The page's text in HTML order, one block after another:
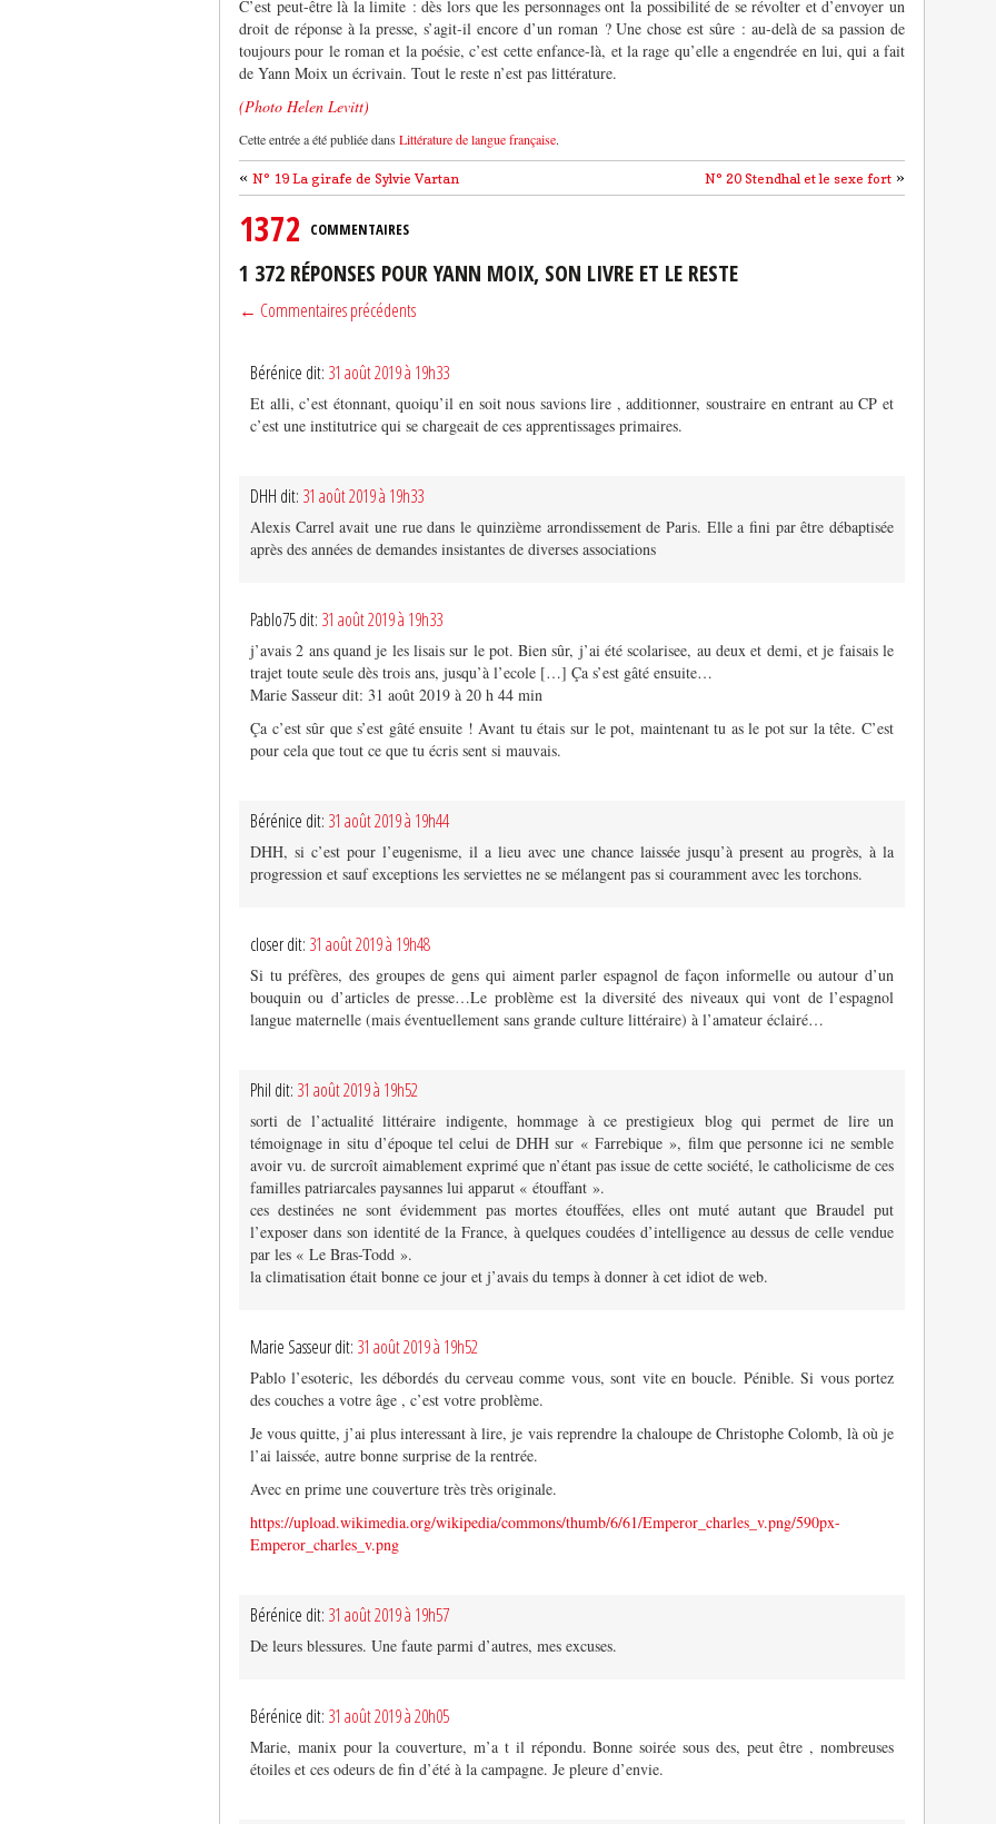
C’est peut-être là la limite : dès lors que les personnages ont la possibilité de se révolter et d’envoyer un
droit de réponse à la presse, s’agit-il encore d’un roman ? Une chose est sûre : au-delà de sa passion de
toujours pour le roman et la poésie, c’est cette enfance-là, et la rage qu’elle a engendrée en lui, qui a fait
de Yann Moix un écrivain. Tout le reste n’est pas littérature.
(Photo Helen Levitt)
Cette entrée a été publiée dans Littérature de langue française.
N° 20 Stendhal et le sexe fort »
« N° 19 La girafe de Sylvie Vartan
1372 COMMENTAIRES
1 372 RÉPONSES POUR YANN MOIX, SON LIVRE ET LE RESTE
← Commentaires précédents
Bérénice dit: 31 août 2019 à 19h33
Et alli, c’est étonnant, quoiqu’il en soit nous savions lire , additionner, soustraire en entrant au CP et
c’est une institutrice qui se chargeait de ces apprentissages primaires.
DHH dit: 31 août 2019 à 19h33
Alexis Carrel avait une rue dans le quinzième arrondissement de Paris. Elle a fini par être débaptisée
après des années de demandes insistantes de diverses associations
Pablo75 dit: 31 août 2019 à 19h33
j’avais 2 ans quand je les lisais sur le pot. Bien sûr, j’ai été scolarisee, au deux et demi, et je faisais le
trajet toute seule dès trois ans, jusqu’à l’ecole […] Ça s’est gâté ensuite…
Marie Sasseur dit: 31 août 2019 à 20 h 44 min
Ça c’est sûr que s’est gâté ensuite ! Avant tu étais sur le pot, maintenant tu as le pot sur la tête. C’est
pour cela que tout ce que tu écris sent si mauvais.
Bérénice dit: 31 août 2019 à 19h44
DHH, si c’est pour l’eugenisme, il a lieu avec une chance laissée jusqu’à present au progrès, à la
progression et sauf exceptions les serviettes ne se mélangent pas si couramment avec les torchons.
closer dit: 31 août 2019 à 19h48
Si tu préfères, des groupes de gens qui aiment parler espagnol de façon informelle ou autour d’un
bouquin ou d’articles de presse…Le problème est la diversité des niveaux qui vont de l’espagnol
langue maternelle (mais éventuellement sans grande culture littéraire) à l’amateur éclairé…
Phil dit: 31 août 2019 à 19h52
sorti de l’actualité littéraire indigente, hommage à ce prestigieux blog qui permet de lire un
témoignage in situ d’époque tel celui de DHH sur « Farrebique », film que personne ici ne semble
avoir vu. de surcroît aimablement exprimé que n’étant pas issue de cette société, le catholicisme de ces
familles patriarcales paysannes lui apparut « étouffant ».
ces destinées ne sont évidemment pas mortes étouffées, elles ont muté autant que Braudel put
l’exposer dans son identité de la France, à quelques coudées d’intelligence au dessus de celle vendue
par les « Le Bras-Todd ».
la climatisation était bonne ce jour et j’avais du temps à donner à cet idiot de web.
Marie Sasseur dit: 31 août 2019 à 19h52
Pablo l’esoteric, les débordés du cerveau comme vous, sont vite en boucle. Pénible. Si vous portez
des couches a votre âge , c’est votre problème.
Je vous quitte, j’ai plus interessant à lire, je vais reprendre la chaloupe de Christophe Colomb, là où je
l’ai laissée, autre bonne surprise de la rentrée.
Avec en prime une couverture très très originale.
https://upload.wikimedia.org/wikipedia/commons/thumb/6/61/Emperor_charles_v.png/590px-
Emperor_charles_v.png
Bérénice dit: 31 août 2019 à 19h57
De leurs blessures. Une faute parmi d’autres, mes excuses.
Bérénice dit: 31 août 2019 à 20h05
Marie, manix pour la couverture, m’a t il répondu. Bonne soirée sous des, peut être , nombreuses
étoiles et ces odeurs de fin d’été à la campagne. Je pleure d’envie.